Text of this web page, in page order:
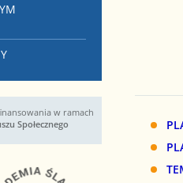
w ramach
Społecznego